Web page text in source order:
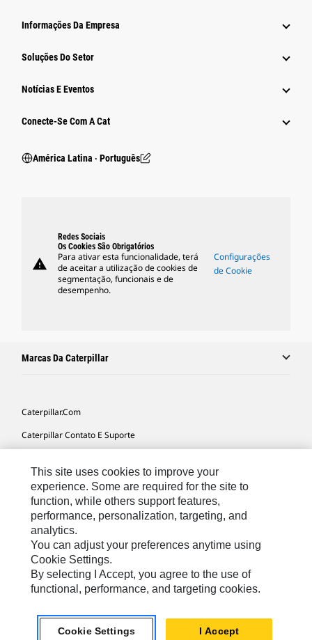
Informações Da Empresa
Soluções Do Setor
Notícias E Eventos
Conecte-Se Com A Cat
América Latina ‧ Português
warning
Redes Sociais
Os Cookies São Obrigatórios
Para ativar esta funcionalidade, terá
de aceitar a utilização de cookies de
segmentação, funcionais e de
desempenho.
Configurações
de Cookie
Marcas Da Caterpillar
Caterpillar.com
Caterpillar Contato E Suporte
Mapa Do Local
Cookie Settings
Legal
Privacidade
Portuguese
reservados.
This site uses cookies to improve your
experience. Some are required for the site to
function, while others support features,
performance, personalization, targeting, and
analytics.
You can adjust your preferences anytime using
Cookie Settings.
By selecting I Accept, you agree to the use of
functional, performance, and targeting cookies.
Cookie Settings I Accept